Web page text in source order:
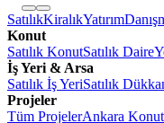
SatılıkKiralıkYatırım
Konut
Satılık KonutSatılık Daire
İş Yeri & Arsa
Satılık İş YeriSatılık
Projeler
Tüm ProjelerAnkara